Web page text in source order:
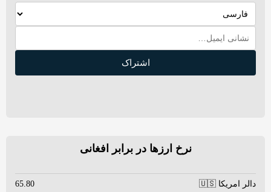
اشتراک
نرخ ارزها در برابر افغانی
دالر امریکا 🇺🇸 65.80